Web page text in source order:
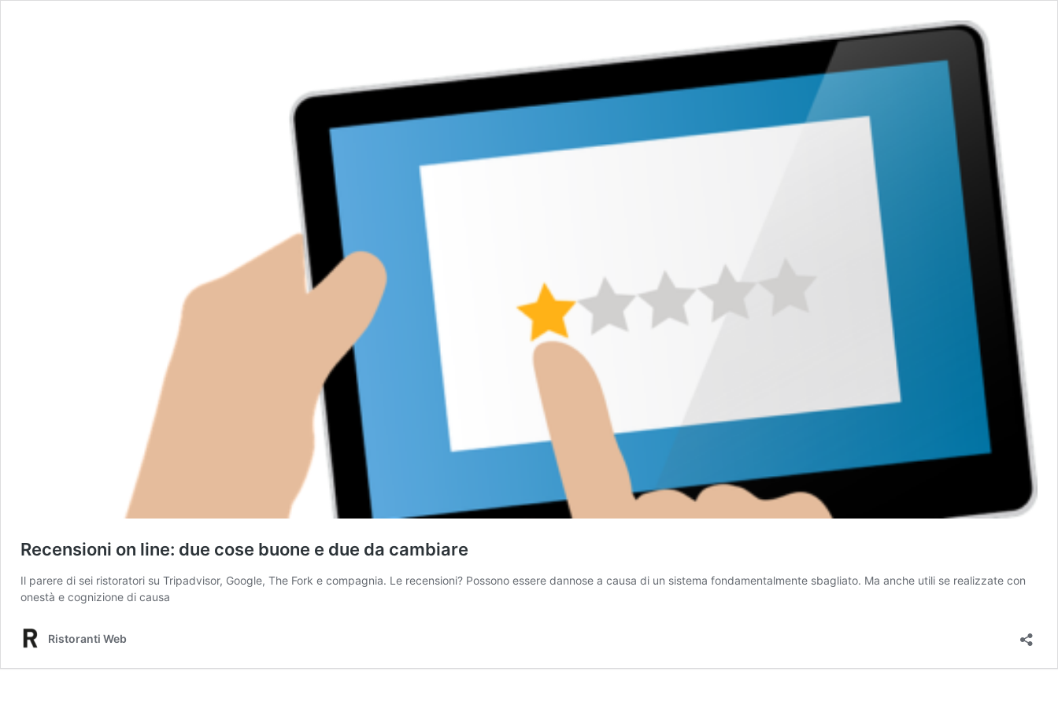
Recensioni on line: due cose buone e due da cambiare
Il parere di sei ristoratori su Tripadvisor, Google, The Fork e compagnia. Le recensioni? Possono essere dannose a causa di un sistema fondamentalmente sbagliato. Ma anche utili se realizzate con
onestà e cognizione di causa
Ristoranti Web